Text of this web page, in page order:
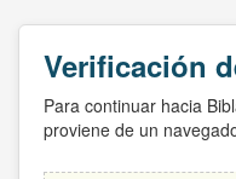
Verificación
Para continuar hacia
proviene de un